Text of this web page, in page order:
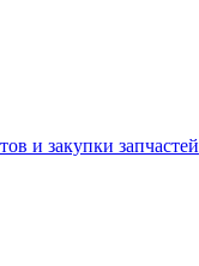
и закупки запчастей